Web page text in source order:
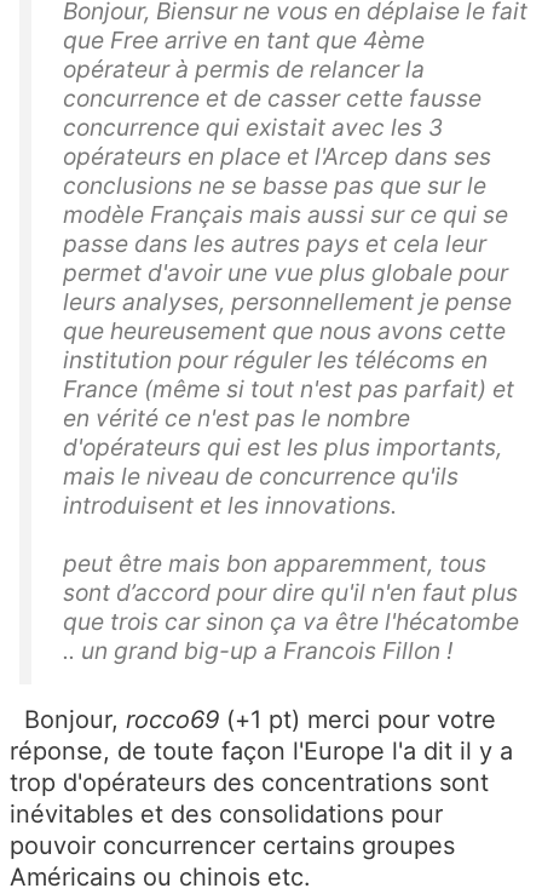
Bonjour, Biensur ne vous en déplaise le fait
que Free arrive en tant que 4ème
opérateur à permis de relancer la
concurrence et de casser cette fausse
concurrence qui existait avec les 3
opérateurs en place et l'Arcep dans ses
conclusions ne se basse pas que sur le
modèle Français mais aussi sur ce qui se
passe dans les autres pays et cela leur
permet d'avoir une vue plus globale pour
leurs analyses, personnellement je pense
que heureusement que nous avons cette
institution pour réguler les télécoms en
France (même si tout n'est pas parfait) et
en vérité ce n'est pas le nombre
d'opérateurs qui est les plus importants,
mais le niveau de concurrence qu'ils
introduisent et les innovations.
peut être mais bon apparemment, tous
sont d’accord pour dire qu'il n'en faut plus
que trois car sinon ça va être l'hécatombe
.. un grand big-up a Francois Fillon !
Bonjour, rocco69 (+1 pt) merci pour votre
réponse, de toute façon l'Europe l'a dit il y a
trop d'opérateurs des concentrations sont
inévitables et des consolidations pour
pouvoir concurrencer certains groupes
Américains ou chinois etc.